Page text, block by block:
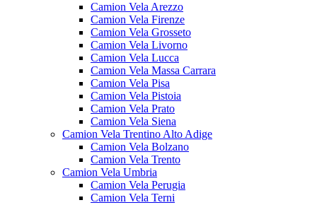
Camion Vela Arezzo
Camion Vela Firenze
Camion Vela Grosseto
Camion Vela Livorno
Camion Vela Lucca
Camion Vela Massa Carrara
Camion Vela Pisa
Camion Vela Pistoia
Camion Vela Prato
Camion Vela Siena
Camion Vela Trentino Alto Adige
Camion Vela Bolzano
Camion Vela Trento
Camion Vela Umbria
Camion Vela Perugia
Camion Vela Terni